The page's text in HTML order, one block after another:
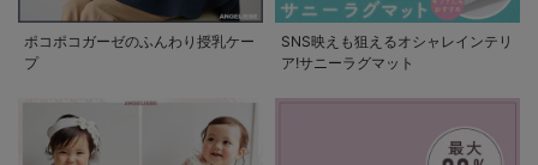
ポコポコガーゼのふんわり授乳ケー
プ
SNS映えも狙えるオシャレインテリ
ア!サニーラグマット